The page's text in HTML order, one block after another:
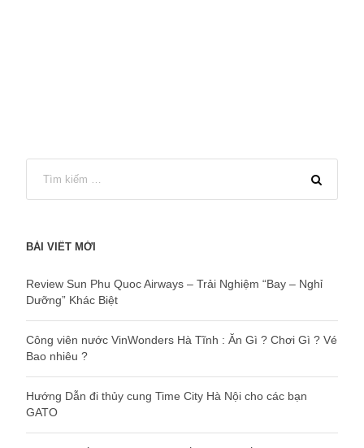
BÀI VIẾT MỚI
Review Sun Phu Quoc Airways – Trải Nghiệm “Bay – Nghỉ
Dưỡng” Khác Biệt
Công viên nước VinWonders Hà Tĩnh : Ăn Gì ? Chơi Gì ? Vé
Bao nhiêu ?
Hướng Dẫn đi thủy cung Time City Hà Nội cho các bạn
GATO